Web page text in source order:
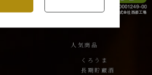
人気商品
くろうま
長期貯蔵酒